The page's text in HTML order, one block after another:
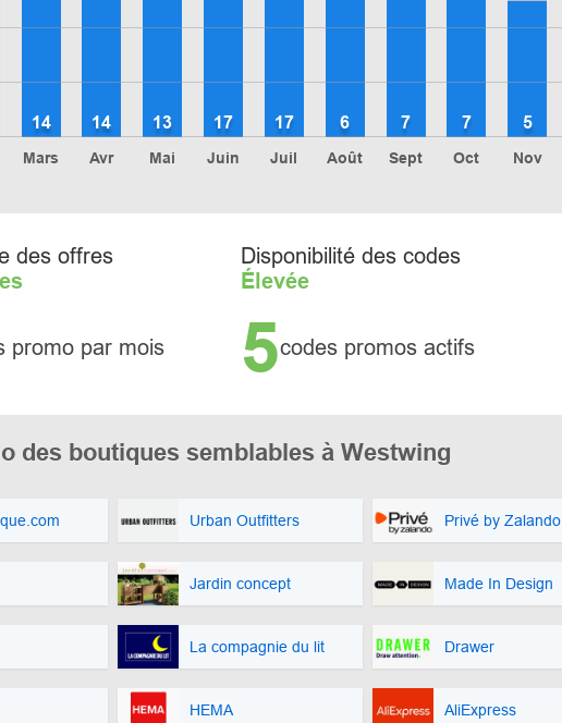
Mars
14
Avr
14
Mai
13
Juin
17
Juil
17
Août
6
Sept
7
Oct
7
Nov
5
des offres
promo par mois
Disponibilité des codes
Élevée
5codes promos actifs
des boutiques semblables à Westwing
Urban Outfitters Privé by Zalando
Jardin concept Made In Design
La compagnie du lit Drawer
HEMA AliExpress